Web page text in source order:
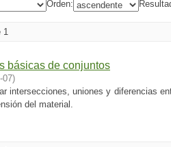
Orden:
1
básicas de conjuntos
07)
intersecciones, uniones y diferencias
del material.